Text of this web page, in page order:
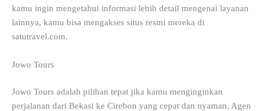
kamu ingin mengetahui informasi lebih detail mengenai layanan
lainnya, kamu bisa mengakses situs resmi mereka di
satutravel.com.
Jowo Tours
Jowo Tours adalah pilihan tepat jika kamu menginginkan
perjalanan dari Bekasi ke Cirebon yang cepat dan nyaman. Agen